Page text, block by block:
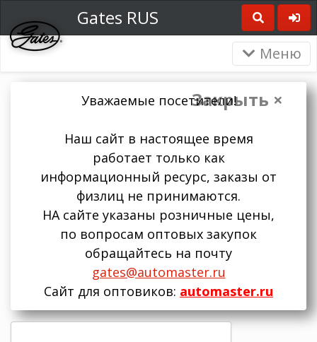
Gates RUS
Меню
Закрыть ×
Уважаемые посетители!
Наш сайт в настоящее время
работает только как
информационный ресурс, заказы от
физлиц не принимаются.
НА сайте указаны розничные цены,
по вопросам оптовых закупок
обращайтесь на почту
gates@automaster.ru
Сайт для оптовиков: automaster.ru